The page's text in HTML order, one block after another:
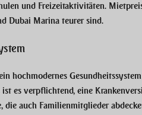
und Freizeitaktivitäten.
Dubai Marina teurer sind.
hochmodernes
es verpflichtend, eine
die auch Familienmitglieder